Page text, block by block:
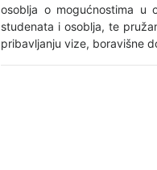
osoblja o mogućnostima u
studenata i osoblja, te
pribavljanju vize, boravišne